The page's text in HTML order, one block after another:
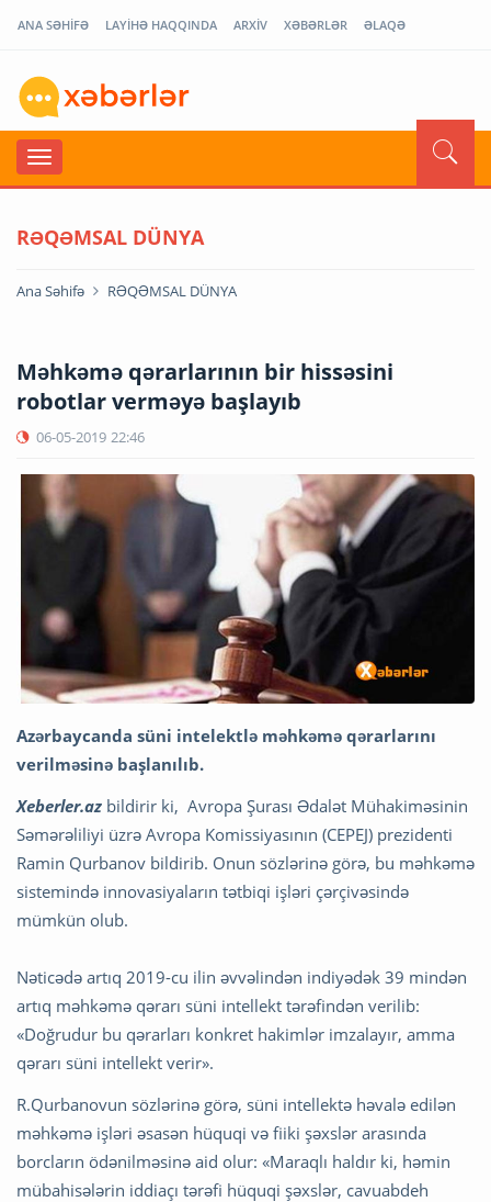
ANA SƏHİFƏ LAYİHƏ HAQQINDA ARXİV XƏBƏRLƏR ƏLAQƏ
RƏQƏMSAL DÜNYA
Ana Səhifə RƏQƏMSAL DÜNYA
Məhkəmə qərarlarının bir hissəsini
robotlar verməyə başlayıb
06-05-2019 22:46
Azərbaycanda süni intelektlə məhkəmə qərarlarını
verilməsinə başlanılıb.
Xeberler.az bildirir ki, Avropa Şurası Ədalət Mühakiməsinin
Səmərəliliyi üzrə Avropa Komissiyasının (CEPEJ) prezidenti
Ramin Qurbanov bildirib. Onun sözlərinə görə, bu məhkəmə
sistemində innovasiyaların tətbiqi işləri çərçivəsində
mümkün olub.
Nəticədə artıq 2019-cu ilin əvvəlindən indiyədək 39 mindən
artıq məhkəmə qərarı süni intellekt tərəfindən verilib:
«Doğrudur bu qərarları konkret hakimlər imzalayır, amma
qərarı süni intellekt verir».
R.Qurbanovun sözlərinə görə, süni intellektə həvalə edilən
məhkəmə işləri əsasən hüquqi və fiiki şəxslər arasında
borcların ödənilməsinə aid olur: «Maraqlı haldır ki, həmin
mübahisələrin iddiaçı tərəfi hüquqi şəxslər, cavuabdeh